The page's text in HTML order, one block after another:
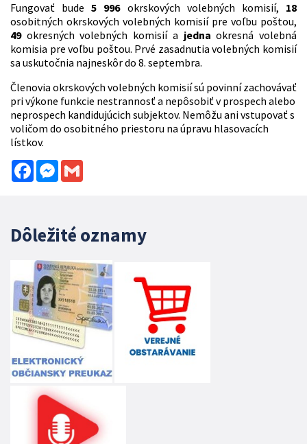
Fungovať bude5 996okrskových volebných komisií, 18
osobitných okrskových volebných komisií pre voľbu poštou,
49 okresných volebných komisií a jedna okresná volebná
komisia pre voľbu poštou. Prvé zasadnutia volebných komisií
sa uskutočnia najneskôr do 8. septembra.
Členovia okrskových volebných komisií sú povinní zachovávať
pri výkone funkcie nestrannosť a nepôsobiť v prospech alebo
neprospech kandidujúcich subjektov. Nemôžu ani vstupovať s
voličom do osobitného priestoru na úpravu hlasovacích
lístkov.
FacebookMessenger
Dôležité oznamy